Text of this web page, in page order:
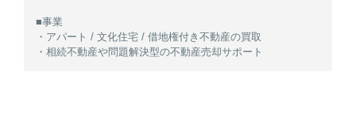
■事業
・アパート / 文化住宅 / 借地権付き不動産の買取
・相続不動産や問題解決型の不動産売却サポート